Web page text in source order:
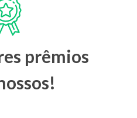
prêmios